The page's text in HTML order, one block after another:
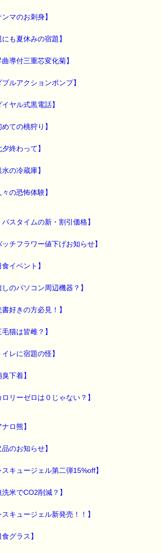
てしまいました。
は
しました。
で、
続しております。
の eクーポン券 プレゼント ━━━━━━━━☆
イプ
（3等）の範囲内で割引きになります。
5% 2等：10% 3等：85%）です。
1枚しかご利用いただけません。
ご覧ください。
info/#coupon
いたお客様だけにお届けする限定配信メールで
ゼントや、耳より情報をいち早くお届け致しま
らできます
ディに出会えて良かった！！
が私のねがいです。
ィ専門店＜ｅパスタイム＞
マのお刺身】
も夏休みの宿題】
導付三重芯変化菊】
ルアクションポンプ】
ヤル式黒電話】
ての桃狩り】
終わって】
の冷蔵庫】
の恐怖体験】
スタイムの新・割引価格】
チフラワー値下げお知らせ】
イベント】
のパソコン周辺機器？】
好きの方必見！】
猫は皆雌？】
レに宿題の怪】
下着】
リーゼロは０じゃない？】
ロ熊】
のお知らせ】
キュージェル第二弾15%off】
米でCO2削減？】
キュージェル新発売！！】
グラス】